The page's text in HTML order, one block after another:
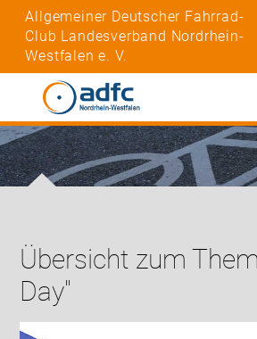
Allgemeiner Deutscher Fahrrad-
Club Landesverband Nordrhein-
Westfalen e. V.
Übersicht zum
Day"